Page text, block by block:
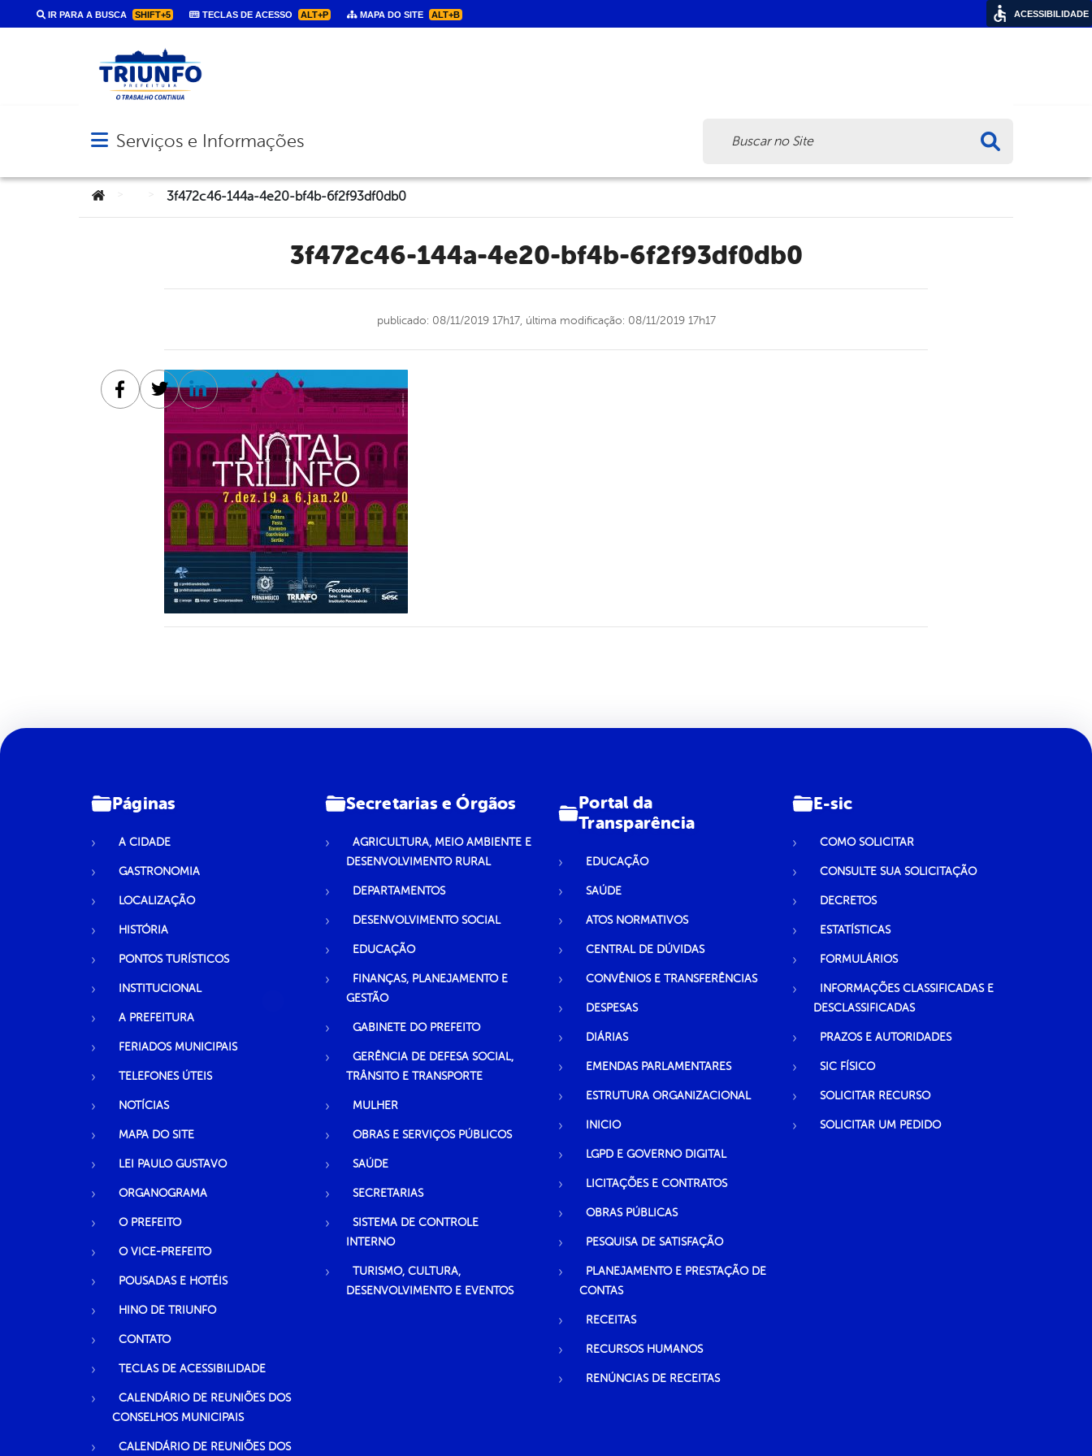
IR PARA A BUSCA SHIFT+5 TECLAS DE ACESSO ALT+P MAPA DO SITE ALT+B
Abrir menu principal de navegação
Serviços e Informações
Você está aqui:3f472c46-144a-4e20-bf4b-6f2f93df0db0
3f472c46-144a-4e20-bf4b-6f2f93df0db0
publicado: 08/11/2019 17h17, última modificação: 08/11/2019 17h17
Facebook
TwitterLinkedin
Páginas
A CIDADE
GASTRONOMIA
LOCALIZAÇÃO
HISTÓRIA
PONTOS TURÍSTICOS
INSTITUCIONAL
A PREFEITURA
FERIADOS MUNICIPAIS
TELEFONES ÚTEIS
NOTÍCIAS
MAPA DO SITE
LEI PAULO GUSTAVO
ORGANOGRAMA
O PREFEITO
O VICE-PREFEITO
POUSADAS E HOTÉIS
HINO DE TRIUNFO
CONTATO
TECLAS DE ACESSIBILIDADE
CALENDÁRIO DE REUNIÕES DOS
CONSELHOS MUNICIPAIS
CALENDÁRIO DE REUNIÕES DOS
Secretarias e Órgãos
AGRICULTURA, MEIO AMBIENTE E
DESENVOLVIMENTO RURAL
DEPARTAMENTOS
DESENVOLVIMENTO SOCIAL
EDUCAÇÃO
FINANÇAS, PLANEJAMENTO E
GESTÃO
GABINETE DO PREFEITO
GERÊNCIA DE DEFESA SOCIAL,
TRÂNSITO E TRANSPORTE
MULHER
OBRAS E SERVIÇOS PÚBLICOS
SAÚDE
SECRETARIAS
SISTEMA DE CONTROLE
INTERNO
TURISMO, CULTURA,
DESENVOLVIMENTO E EVENTOS
Portal da
Transparência
EDUCAÇÃO
SAÚDE
ATOS NORMATIVOS
CENTRAL DE DÚVIDAS
CONVÊNIOS E TRANSFERÊNCIAS
DESPESAS
DIÁRIAS
EMENDAS PARLAMENTARES
ESTRUTURA ORGANIZACIONAL
INICIO
LGPD E GOVERNO DIGITAL
LICITAÇÕES E CONTRATOS
OBRAS PÚBLICAS
PESQUISA DE SATISFAÇÃO
PLANEJAMENTO E PRESTAÇÃO DE
CONTAS
RECEITAS
RECURSOS HUMANOS
RENÚNCIAS DE RECEITAS
E-sic
COMO SOLICITAR
CONSULTE SUA SOLICITAÇÃO
DECRETOS
ESTATÍSTICAS
FORMULÁRIOS
INFORMAÇÕES CLASSIFICADAS E
DESCLASSIFICADAS
PRAZOS E AUTORIDADES
SIC FÍSICO
SOLICITAR RECURSO
SOLICITAR UM PEDIDO
ACESSIBILIDADE